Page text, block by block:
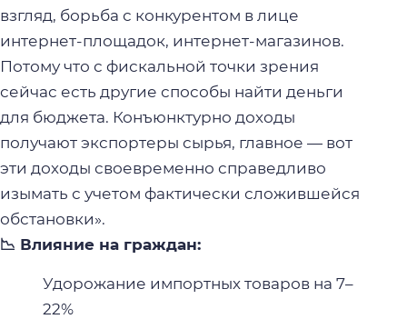
взгляд, борьба с конкурентом в лице
интернет-площадок, интернет-магазинов.
Потому что с фискальной точки зрения
сейчас есть другие способы найти деньги
для бюджета. Конъюнктурно доходы
получают экспортеры сырья, главное — вот
эти доходы своевременно справедливо
изымать с учетом фактически сложившейся
обстановки».
📉 Влияние на граждан:
Удорожание импортных товаров на 7–
22%